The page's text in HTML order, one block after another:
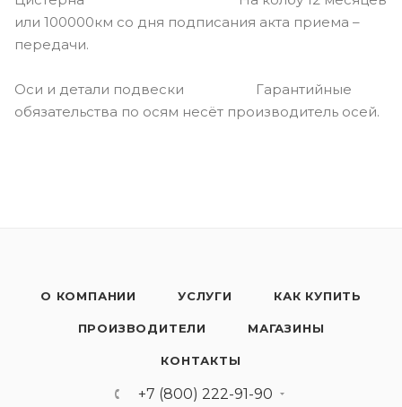
или 100000км со дня подписания акта приема –
передачи.
Оси и детали подвески Гарантийные
обязательства по осям несёт производитель осей.
О КОМПАНИИ УСЛУГИ КАК КУПИТЬ
ПРОИЗВОДИТЕЛИ МАГАЗИНЫ
КОНТАКТЫ
+7 (800) 222-91-90